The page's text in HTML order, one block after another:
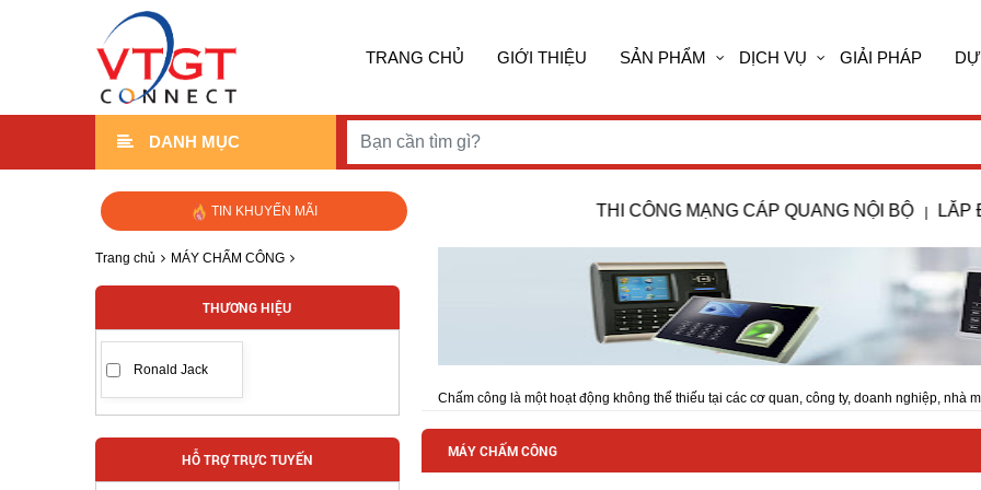
TRANG CHỦ GIỚI THIỆU SẢN PHẨM DỊCH VỤ GIẢI PHÁP
DANH MỤC
TIN KHUYẾN MÃI THI CÔNG MẠNG CÁP QUANG NỘI BỘ| LẮP ĐẶT
Trang chủ MÁY CHẤM CÔNG
THƯƠNG HIỆU
Ronald Jack
HỖ TRỢ TRỰC TUYẾN
Chấm công là một hoạt động không thể thiếu tại các cơ quan, công ty, doanh nghiệp,
nhiều mẫu máy chấm công ra đời và ngày càng được sử dụng phổ biến hơn để thay thế
MÁY CHẤM CÔNG